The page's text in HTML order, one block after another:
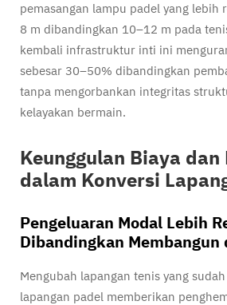
pemasangan lampu padel yang lebih
8 m dibandingkan 10–12 m pada
kembali infrastruktur inti ini
sebesar 30–50% dibandingkan
tanpa mengorbankan integritas
kelayakan bermain.
Keunggulan Biaya dan
dalam Konversi
Pengeluaran Modal Lebih
Dibandingkan Membangun
Mengubah lapangan tenis yang
lapangan padel memberikan